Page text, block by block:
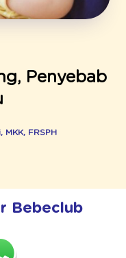
Penyebab
MKK, FRSPH
Bebeclub